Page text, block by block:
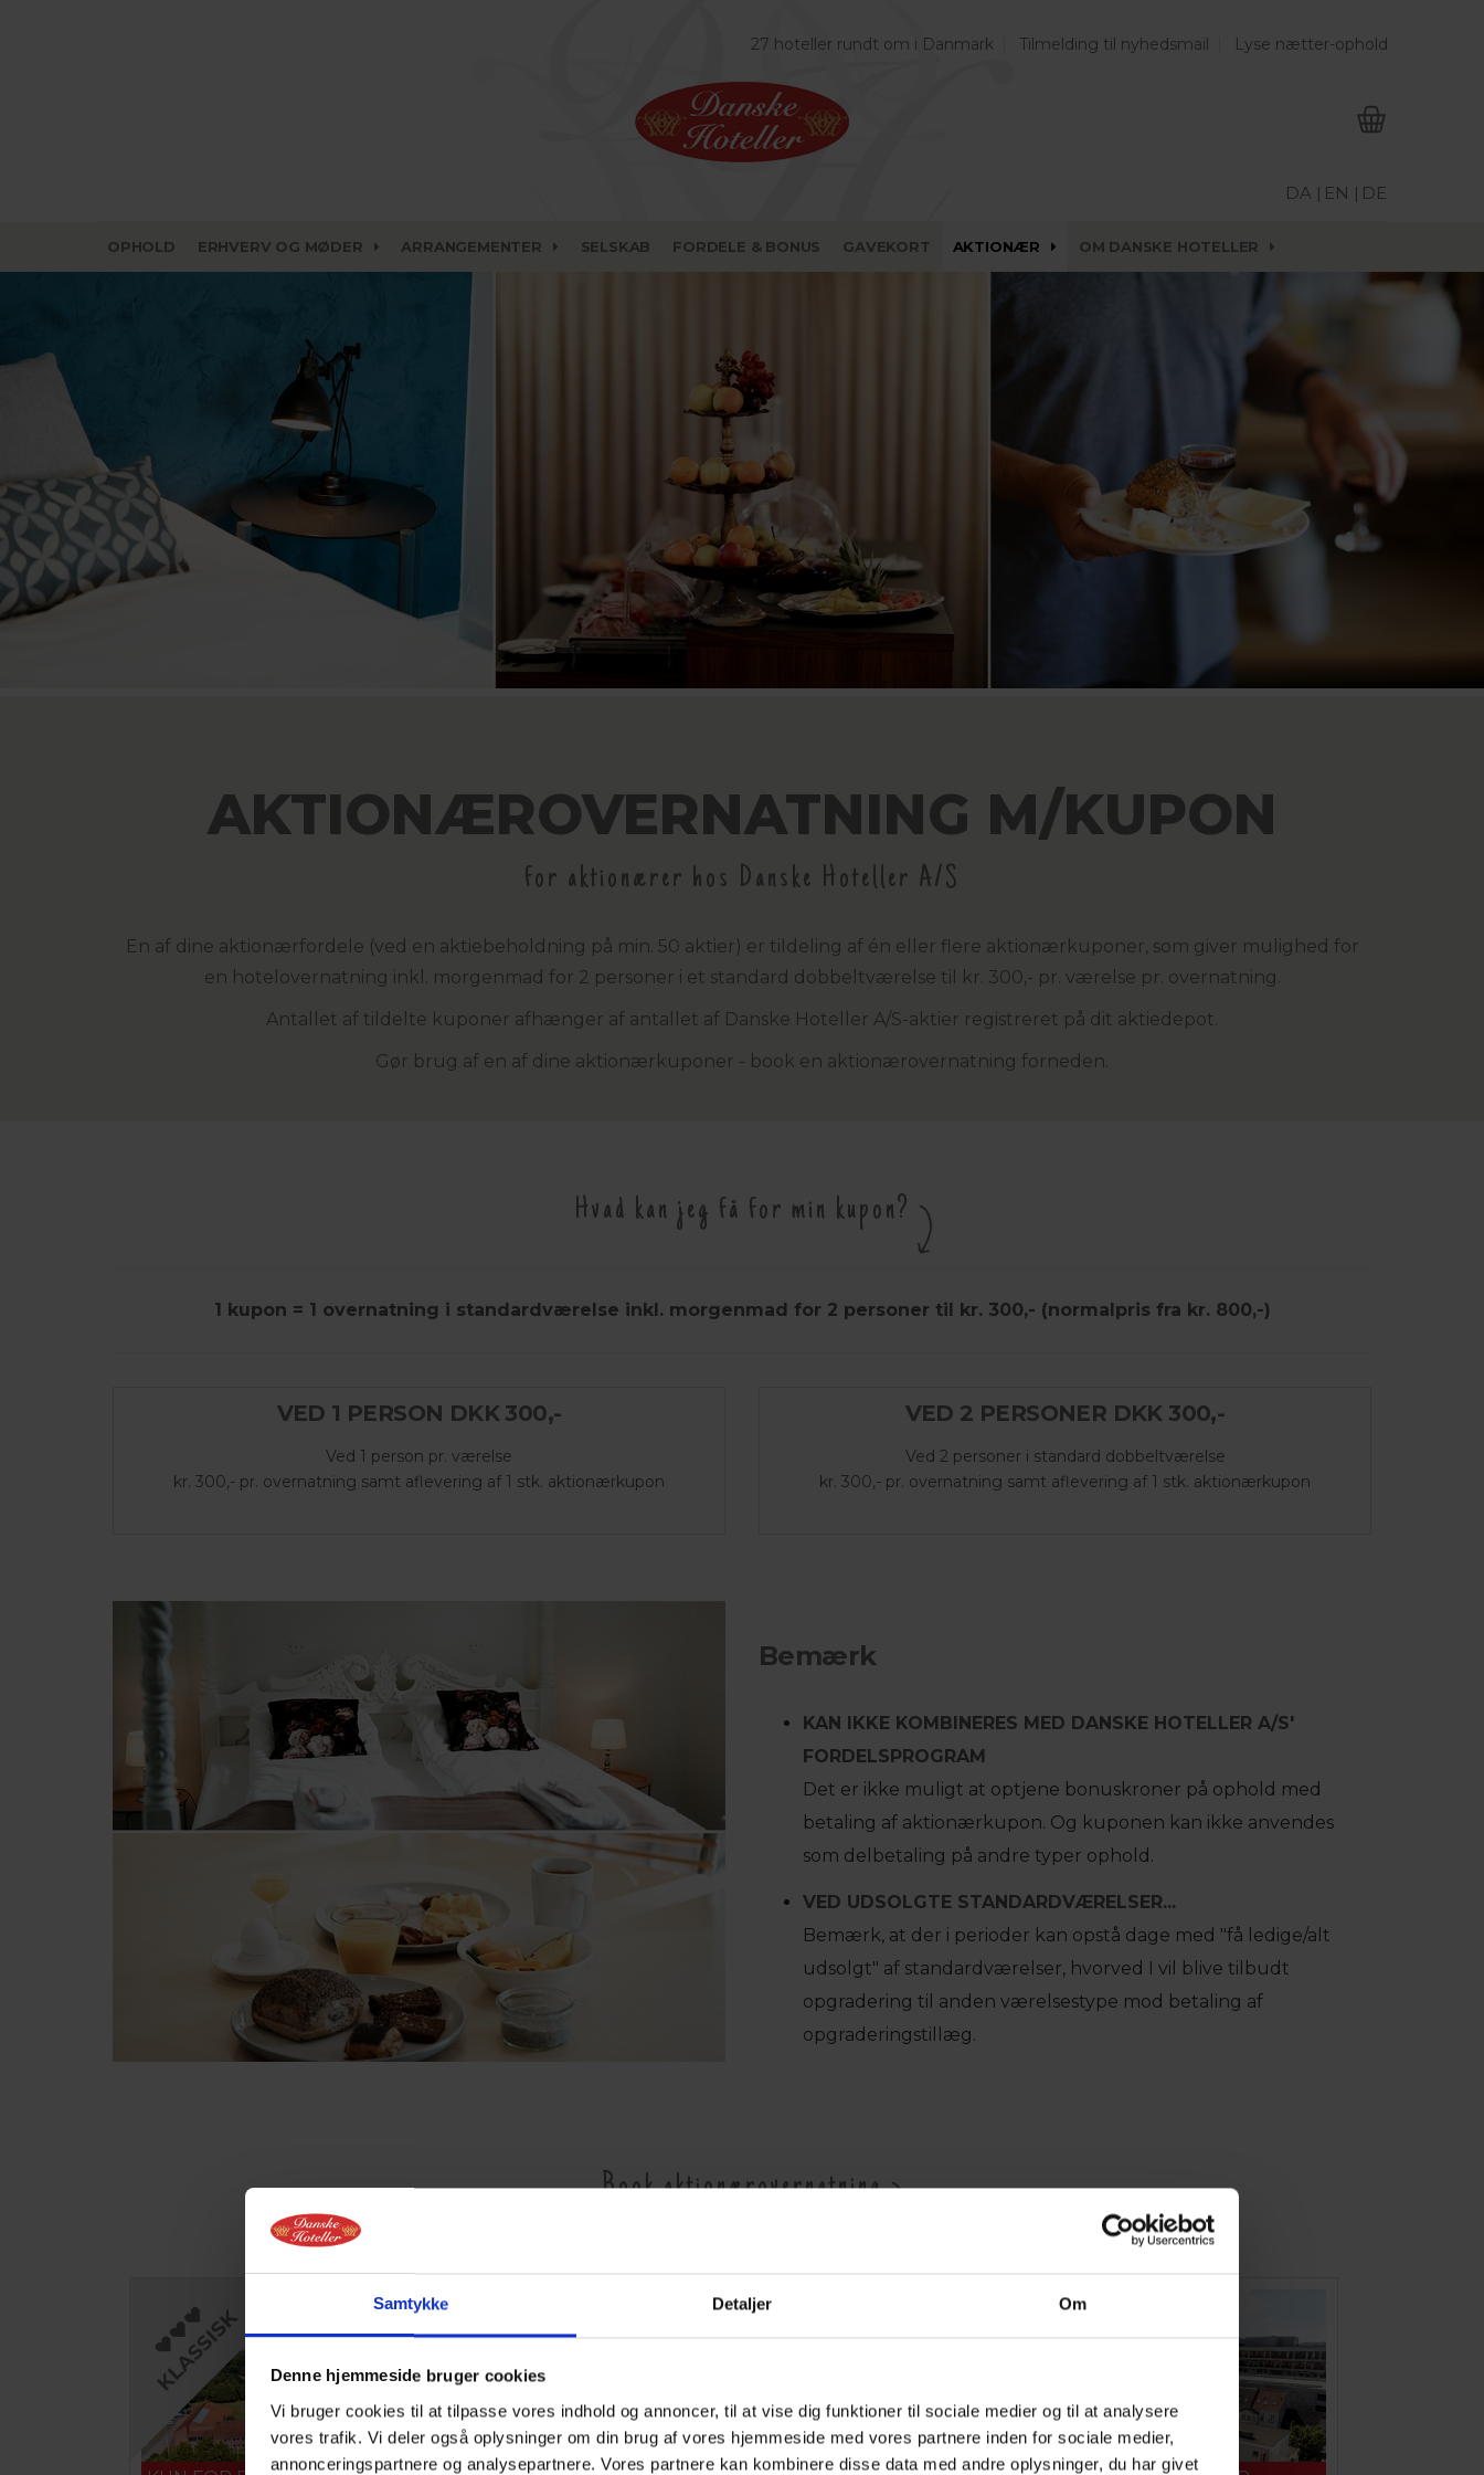
Samtykke Detaljer Om
Denne hjemmeside bruger cookies
Vi bruger cookies til at tilpasse vores indhold og annoncer, til at vise dig funktioner til sociale medier og til at analysere
vores trafik. Vi deler også oplysninger om din brug af vores hjemmeside med vores partnere inden for sociale medier,
annonceringspartnere og analysepartnere. Vores partnere kan kombinere disse data med andre oplysninger, du har givet
27 hoteller rundt om i Danmark Tilmelding til nyhedsmail Lyse nætter-ophold
DA | EN | DE
OPHOLD ERHVERV OG MØDER ARRANGEMENTER SELSKAB FORDELE & BONUS GAVEKORT AKTIONÆR OM DANSKE HOTELLER
AKTIONÆROVERNATNING M/KUPON
for aktionærer hos Danske Hoteller A/S
En af dine aktionærfordele (ved en aktiebeholdning på min. 50 aktier) er tildeling af én eller flere aktionærkuponer, som giver mulighed for
en hotelovernatning inkl. morgenmad for 2 personer i et standard dobbeltværelse til kr. 300,- pr. værelse pr. overnatning.
Antallet af tildelte kuponer afhænger af antallet af Danske Hoteller A/S-aktier registreret på dit aktiedepot.
Gør brug af en af dine aktionærkuponer - book en aktionærovernatning forneden.
Hvad kan jeg få for min kupon?
1 kupon = 1 overnatning i standardværelse inkl. morgenmad for 2 personer til kr. 300,- (normalpris fra kr. 800,-)
VED 1 PERSON DKK 300,-
Ved 1 person pr. værelse
kr. 300,- pr. overnatning samt aflevering af 1 stk. aktionærkupon
VED 2 PERSONER DKK 300,-
Ved 2 personer i standard dobbeltværelse
kr. 300,- pr. overnatning samt aflevering af 1 stk. aktionærkupon
Bemærk
KAN IKKE KOMBINERES MED DANSKE HOTELLER A/S'
FORDELSPROGRAM
Det er ikke muligt at optjene bonuskroner på ophold med
betaling af aktionærkupon. Og kuponen kan ikke anvendes
som delbetaling på andre typer ophold.
VED UDSOLGTE STANDARDVÆRELSER...
Bemærk, at der i perioder kan opstå dage med "få ledige/alt
udsolgt" af standardværelser, hvorved I vil blive tilbudt
opgradering til anden værelsestype mod betaling af
opgraderingstillæg.
Book aktionærovernatning